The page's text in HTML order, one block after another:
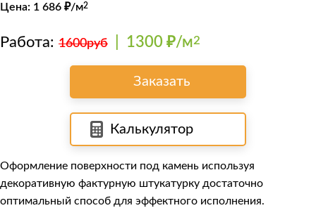
Цена: 1 686 ₽/м2
Работа: 1600руб 1300 ₽/м2
Заказать
Калькулятор
Оформление поверхности под камень используя
декоративную фактурную штукатурку достаточно
оптимальный способ для эффектного исполнения.